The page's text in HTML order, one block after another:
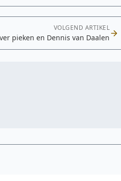
VOLGEND ARTIKEL
pieken en Dennis van Daalen